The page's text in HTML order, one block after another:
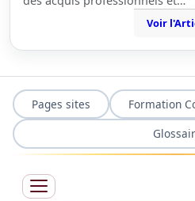
Voir
Pages sites Formation